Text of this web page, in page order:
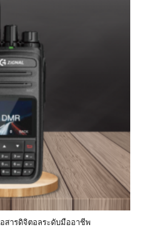
สารดิจิตอลระดับมืออาชีพ